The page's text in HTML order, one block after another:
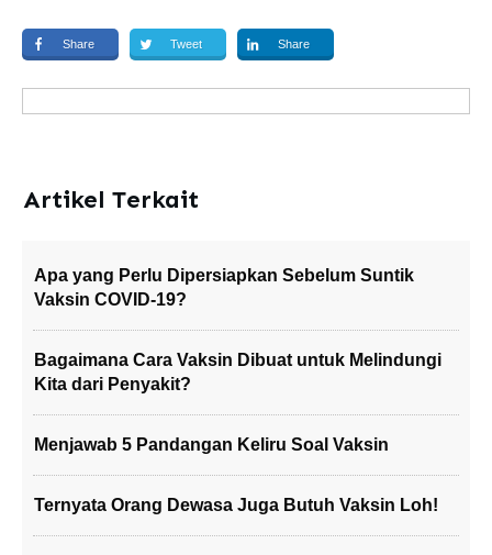
Share Tweet Share
Artikel Terkait
Apa yang Perlu Dipersiapkan Sebelum Suntik
Vaksin COVID-19?
Bagaimana Cara Vaksin Dibuat untuk Melindungi
Kita dari Penyakit?
Menjawab 5 Pandangan Keliru Soal Vaksin
Ternyata Orang Dewasa Juga Butuh Vaksin Loh!